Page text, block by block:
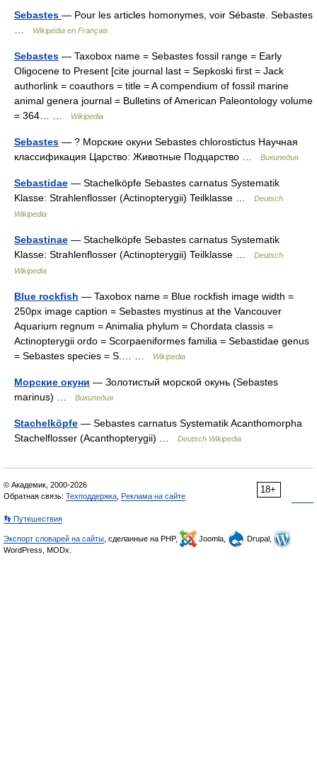
Sebastes — Pour les articles homonymes, voir Sébaste. Sebastes
Wikipédia en Français
Sebastes — Taxobox name = Sebastes fossil range = Early
Oligocene to Present [cite journal last = Sepkoski first = Jack
authorlink = coauthors = title = A compendium of fossil marine
animal genera journal = Bulletins of American Paleontology volume
= 364… …
Wikipedia
Sebastes — ? Морские окуни Sebastes chlorostictus Научная
классификация Царство: Животные Подцарство …
Википедия
Sebastidae — Stachelköpfe Sebastes carnatus Systematik
Klasse: Strahlenflosser (Actinopterygii) Teilklasse …
Deutsch
Wikipedia
Sebastinae — Stachelköpfe Sebastes carnatus Systematik
Klasse: Strahlenflosser (Actinopterygii) Teilklasse …
Deutsch
Wikipedia
Blue rockfish — Taxobox name = Blue rockfish image width =
250px image caption = Sebastes mystinus at the Vancouver
Aquarium regnum = Animalia phylum = Chordata classis =
Actinopterygii ordo = Scorpaeniformes familia = Sebastidae genus
= Sebastes species = S.… …
Wikipedia
Морские окуни — Золотистый морской окунь (Sebastes
marinus) …
Википедия
Stachelköpfe — Sebastes carnatus Systematik Acanthomorpha
Stachelflosser (Acanthopterygii) …
Deutsch Wikipedia
18+
© Академик, 2000-2026
Обратная связь: Техподдержка Реклама на сайте
👣 Путешествия
Экспорт словарей на сайты , сделанные на PHP, Joomla,
Drupal,
WordPress, MODx.